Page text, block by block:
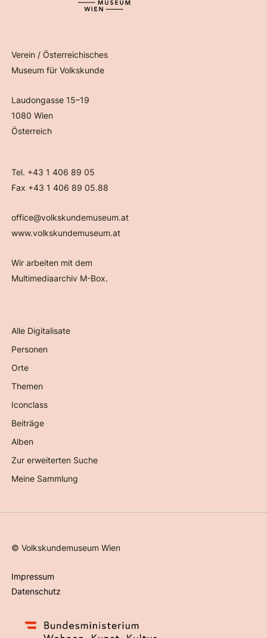
Verein / Österreichisches
Museum für Volkskunde
Laudongasse 15–19
1080 Wien
Österreich
Tel. +43 1 406 89 05
Fax +43 1 406 89 05.88
office@volkskundemuseum.at
www.volkskundemuseum.at
Wir arbeiten mit dem
Multimediaarchiv M-Box.
Alle Digitalisate
Personen
Orte
Themen
Iconclass
Beiträge
Alben
Zur erweiterten Suche
Meine Sammlung
©Volkskundemuseum Wien
Impressum
Datenschutz